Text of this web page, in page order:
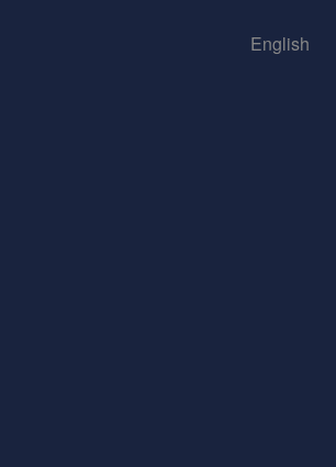
English